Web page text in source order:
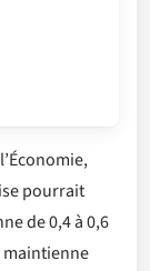
pourrait
de 0,4 à 0,6
maintienne